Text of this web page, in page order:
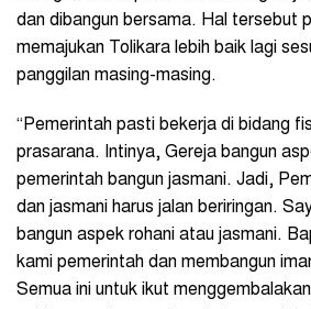
dan dibangun bersama. Hal tersebut
memajukan Tolikara lebih baik lagi
panggilan masing-masing.
“Pemerintah pasti bekerja di bidang
prasarana. Intinya, Gereja bangun
pemerintah bangun jasmani. Jadi,
dan jasmani harus jalan beriringan.
bangun aspek rohani atau jasmani.
kami pemerintah dan membangun
Semua ini untuk ikut